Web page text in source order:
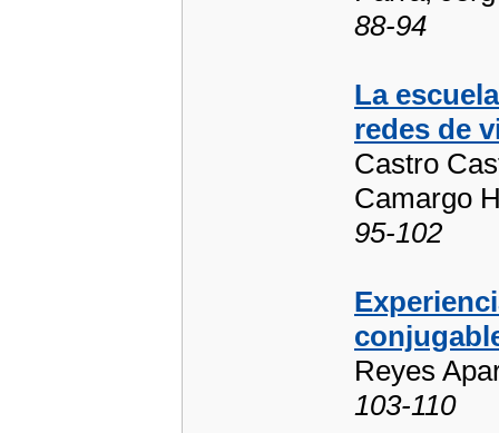
88-94
La
redes de
Castro
Camargo
95-102
Reyes
103-110